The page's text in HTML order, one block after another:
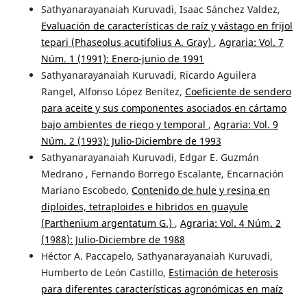
Sathyanarayanaiah Kuruvadi, Isaac Sánchez Valdez,
Evaluación de características de raíz y vástago en frijol
tepari (Phaseolus acutifolius A. Gray) , Agraria: Vol. 7
Núm. 1 (1991): Enero-junio de 1991
Sathyanarayanaiah Kuruvadi, Ricardo Aguilera
Rangel, Alfonso López Benítez, Coeficiente de sendero
para aceite y sus componentes asociados en cártamo
bajo ambientes de riego y temporal , Agraria: Vol. 9
Núm. 2 (1993): Julio-Diciembre de 1993
Sathyanarayanaiah Kuruvadi, Edgar E. Guzmán
Medrano , Fernando Borrego Escalante, Encarnación
Mariano Escobedo, Contenido de hule y resina en
diploides, tetraploides e hibridos en guayule
(Parthenium argentatum G.) , Agraria: Vol. 4 Núm. 2
(1988): Julio-Diciembre de 1988
Héctor A. Paccapelo, Sathyanarayanaiah Kuruvadi,
Humberto de León Castillo, Estimación de heterosis
para diferentes características agronómicas en maíz